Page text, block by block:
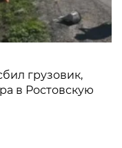
грузовик,
в Ростовскую